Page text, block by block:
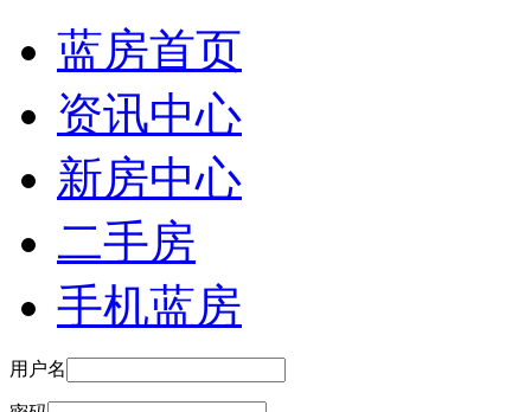
蓝房首页
资讯中心
新房中心
二手房
手机蓝房
用户名